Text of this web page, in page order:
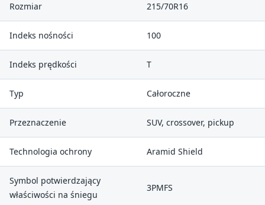
Rozmiar 215/70R16
Indeks nośności 100
Indeks prędkości T
Typ Całoroczne
Przeznaczenie SUV, crossover, pickup
Technologia ochrony Aramid Shield
Symbol potwierdzający
właściwości na śniegu
3PMFS